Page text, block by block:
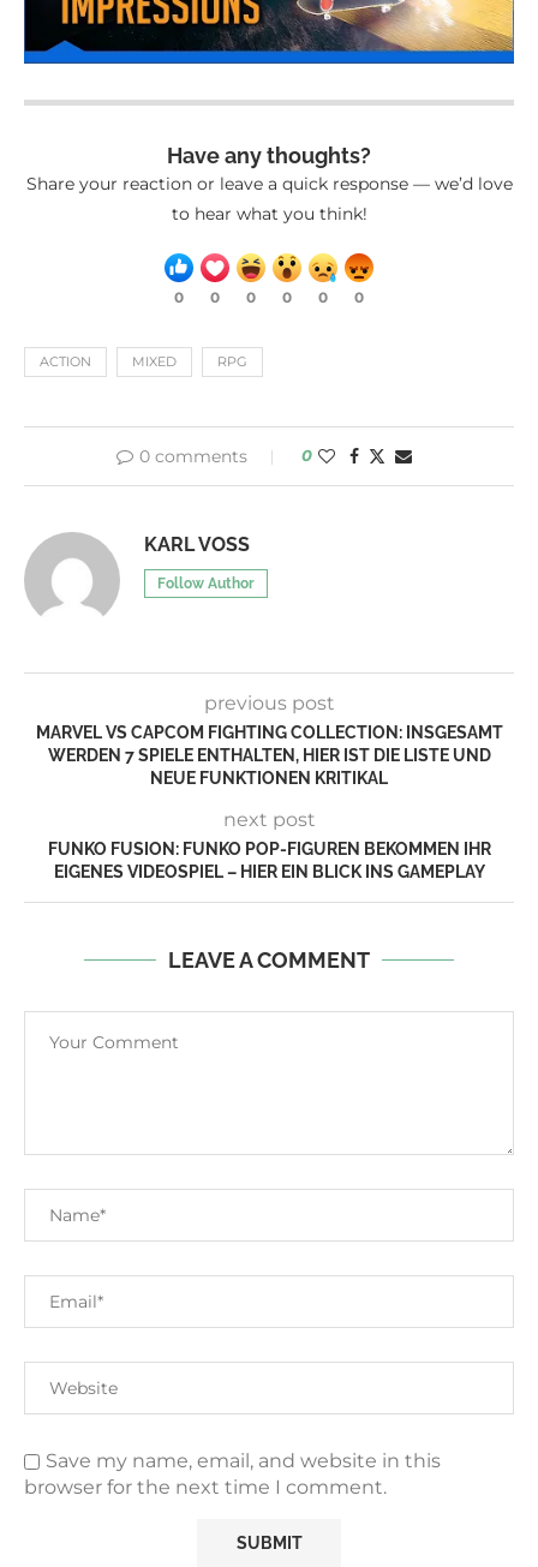
Have any thoughts?
Share your reaction or leave a quick response — we’d love
to hear what you think!
0 0 0 0 0 0
ACTION MIXED RPG
0 comments 0
KARL VOSS
Follow Author
previous post
MARVEL VS CAPCOM FIGHTING COLLECTION: INSGESAMT
WERDEN 7 SPIELE ENTHALTEN, HIER IST DIE LISTE UND
NEUE FUNKTIONEN KRITIKAL
next post
FUNKO FUSION: FUNKO POP-FIGUREN BEKOMMEN IHR
EIGENES VIDEOSPIEL – HIER EIN BLICK INS GAMEPLAY
LEAVE A COMMENT
Save my name, email, and website in this
browser for the next time I comment.